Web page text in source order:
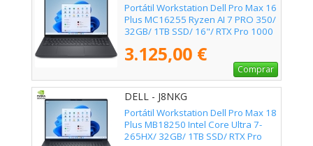
Portátil Workstation Dell Pro Max 16
Plus MC16255 Ryzen AI 7 PRO 350/
32GB/ 1TB SSD/ 16"/ RTX Pro 1000
3.125,00 €
Comprar
DELL - J8NKG
Portátil Workstation Dell Pro Max 18
Plus MB18250 Intel Core Ultra 7-
265HX/ 32GB/ 1TB SSD/ RTX Pro